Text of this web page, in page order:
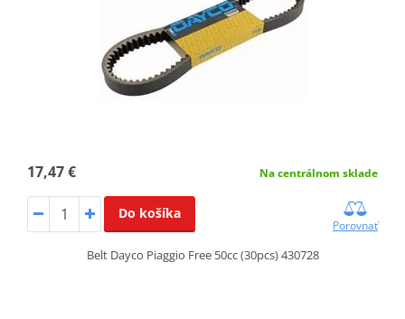
17,47 € Na centrálnom sklade
Do košíka
Porovnať
Belt Dayco Piaggio Free 50cc (30pcs) 430728